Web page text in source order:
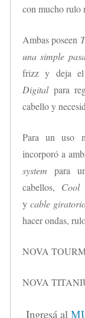
con mucho rulo
Ambas poseen
una simple
frizz y deja
Digital para
cabello y
Para un uso
incorporó a
systempara
cabellos, Cool
ycable
hacer ondas,
NOVA
NOVA
Ingresá al